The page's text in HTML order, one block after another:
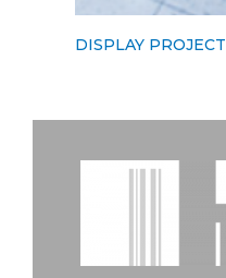
DISPLAY PROJECT